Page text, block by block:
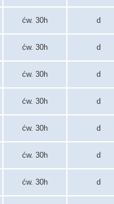
ćw. 30h d
ćw. 30h d
ćw. 30h d
ćw. 30h d
ćw. 30h d
ćw. 30h d
ćw. 30h d